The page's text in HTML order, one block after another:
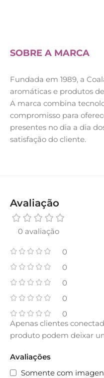
SOBRE A MARCA
Fundada em 1989, a
aromáticas e produtos
A marca combina
compromisso para
presentes no dia a dia
satisfação do cliente.
Avaliação
0 avaliação
0
0
0
0
0
Avaliações
Somente com
Apenas clientes
produto podem deixar